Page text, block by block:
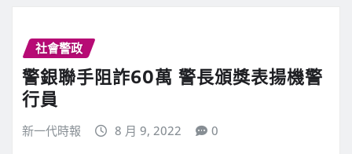
社會警政
警銀聯手阻詐60萬 警長頒獎表揚機警
行員
新一代時報 8 月 9, 2022 0